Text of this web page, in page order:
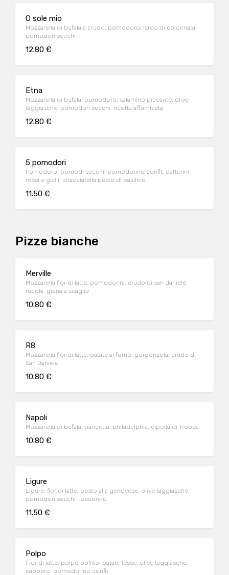
O sole mio
Mozzarella di bufala a crudo, pomodoro, lardo di colonnata,
pomodori secchi
12.80 €
Etna
Mozzarella di bufala, pomodoro, salamino piccante, olive
taggiasche, pomodori secchi, ricotta affumicata
12.80 €
5 pomodori
Pomodoro, pomodi secchi, pomodorino confit, datterini
rossi e gialli, stracciatella pesto di basilico
11.50 €
Pizze bianche
Merville
Mozzarella fior di latte, pomodorini, crudo di san daniele,
rucola, grana a scaglie
10.80 €
R8
Mozzarella fior di latte, patate al forno, gorgonzola, crudo di
San Daniele
10.80 €
Napoli
Mozzarella di bufala, pancetta, philadelphia, cipolla di Tropea
10.80 €
Ligure
Ligure: fior di latte, pesto alla genovese, olive taggiasche,
pomodori secchi , pecorino
11.50 €
Polpo
Fior di latte, polpo bollito, patate lesse, olive taggiasche,
cappero, pomodorino confit